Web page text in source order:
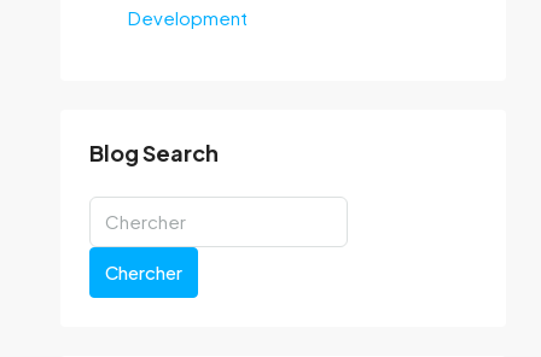
Development
Blog Search
Chercher